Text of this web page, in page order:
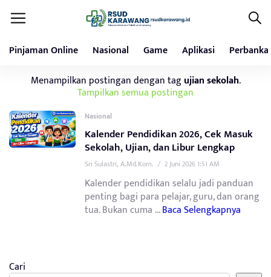
Pinjaman Online Nasional Game Aplikasi
Menampilkan postingan dengan tagujian sekolah.
Tampilkan semua postingan
Nasional
Kalender Pendidikan 2026, Cek Masuk
Sekolah, Ujian, dan Libur Lengkap
Sri Sulastri, A.Md.Kom. / 2 Juni 2026 1:51 AM
Kalender pendidikan selalu jadi panduan
penting bagi para pelajar, guru, dan orang
tua. Bukan cuma ...Baca Selengkapnya
Cari